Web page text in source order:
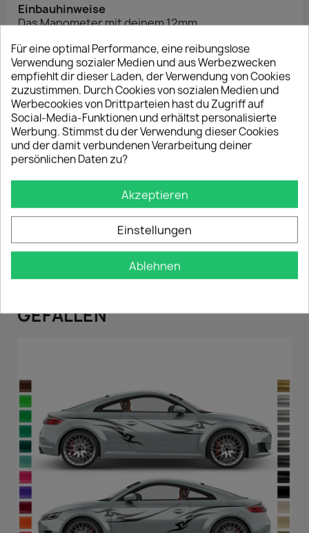
Einbauhinweise
Das Manometer mit deinem 12mm
fest ziehen oder am Manometer drehen, dies kann
zur Beschädigung des Manometers führen. Nach
Möglichkeit sollte das Gerät wegen der Vibrationen
auch nicht direkt am Motor montiert werden, da
dies auf Dauer zu Schäden/Ungenauigkeiten
führen kann
Material: Poliertes Edelstahl
Durchmesser: 41,2mm
Durchmesser Außenring: 47,5mm
GEFALLEN
Für eine optimal Performance, eine reibungslose
Verwendung sozialer Medien und aus Werbezwecken
empfiehlt dir dieser Laden, der Verwendung von Cookies
zuzustimmen. Durch Cookies von sozialen Medien und
Werbecookies von Drittparteien hast du Zugriff auf
Social-Media-Funktionen und erhältst personalisierte
Werbung. Stimmst du der Verwendung dieser Cookies
und der damit verbundenen Verarbeitung deiner
persönlichen Daten zu?
Akzeptieren
Einstellungen
Ablehnen